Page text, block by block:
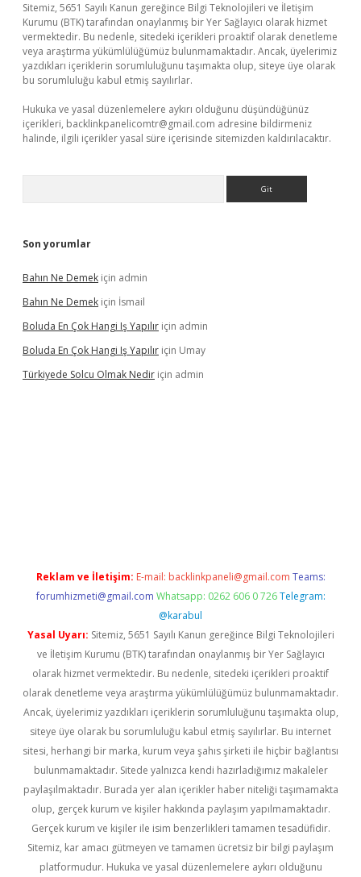
Sitemiz, 5651 Sayılı Kanun gereğince Bilgi Teknolojileri ve İletişim
Kurumu (BTK) tarafından onaylanmış bir Yer Sağlayıcı olarak hizmet
vermektedir. Bu nedenle, sitedeki içerikleri proaktif olarak denetleme
veya araştırma yükümlülüğümüz bulunmamaktadır. Ancak, üyelerimiz
yazdıkları içeriklerin sorumluluğunu taşımakta olup, siteye üye olarak
bu sorumluluğu kabul etmiş sayılırlar.
Hukuka ve yasal düzenlemelere aykırı olduğunu düşündüğünüz
içerikleri, backlinkpanelicomtr@gmail.com adresine bildirmeniz
halinde, ilgili içerikler yasal süre içerisinde sitemizden kaldırılacaktır.
Son yorumlar
Bahın Ne Demek için admin
Bahın Ne Demek için İsmail
Boluda En Çok Hangi Iş Yapılır için admin
Boluda En Çok Hangi Iş Yapılır için Umay
Türkiyede Solcu Olmak Nedir için admin
Reklam ve İletişim: E-mail: backlinkpaneli@gmail.com Teams:
forumhizmeti@gmail.com Whatsapp: 0262 606 0 726 Telegram:
@karabul
Yasal Uyarı: Sitemiz, 5651 Sayılı Kanun gereğince Bilgi Teknolojileri
ve İletişim Kurumu (BTK) tarafından onaylanmış bir Yer Sağlayıcı
olarak hizmet vermektedir. Bu nedenle, sitedeki içerikleri proaktif
olarak denetleme veya araştırma yükümlülüğümüz bulunmamaktadır.
Ancak, üyelerimiz yazdıkları içeriklerin sorumluluğunu taşımakta olup,
siteye üye olarak bu sorumluluğu kabul etmiş sayılırlar. Bu internet
sitesi, herhangi bir marka, kurum veya şahıs şirketi ile hiçbir bağlantısı
bulunmamaktadır. Sitede yalnızca kendi hazırladığımız makaleler
paylaşılmaktadır. Burada yer alan içerikler haber niteliği taşımamakta
olup, gerçek kurum ve kişiler hakkında paylaşım yapılmamaktadır.
Gerçek kurum ve kişiler ile isim benzerlikleri tamamen tesadüfidir.
Sitemiz, kar amacı gütmeyen ve tamamen ücretsiz bir bilgi paylaşım
platformudur. Hukuka ve yasal düzenlemelere aykırı olduğunu